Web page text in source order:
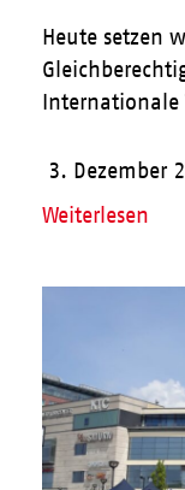
Heute setzen
Internationale
3. Dezember
Weiterlesen